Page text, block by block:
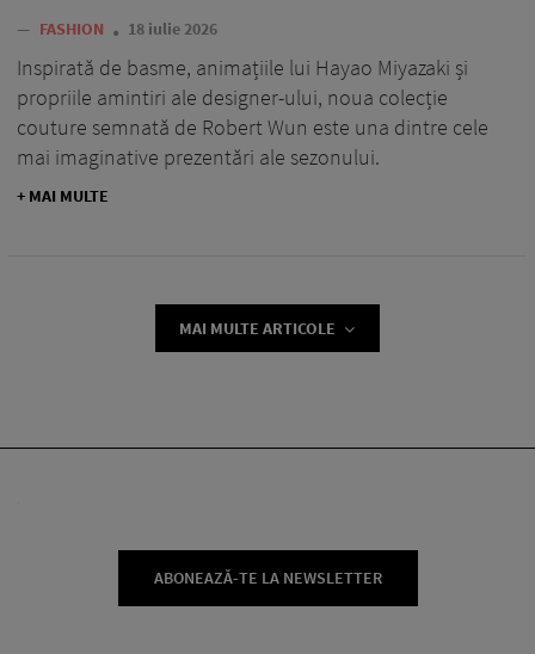
— FASHION 18 iulie 2026
Inspirată de basme, animațiile lui Hayao Miyazaki și
propriile amintiri ale designer-ului, noua colecție
couture semnată de Robert Wun este una dintre cele
mai imaginative prezentări ale sezonului.
+ MAI MULTE
MAI MULTE ARTICOLE
ABONEAZĂ-TE LA NEWSLETTER